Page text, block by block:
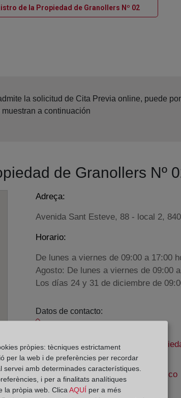
de la Propiedad de Granollers Nº 02Ventana
la solicitud de Cita Previa online, puede
a continuación
de Granollers Nº
Adreça:
Avenida Sant Esteve, 88 - local 2,
Horario:
De lunes a viernes de 09:00 a 17:00
Agosto: De lunes a viernes de 09:00
Los días 24 y 31 de diciembre de
Datos de contacto:
Datos del Registrador:
M.ª de Los Ángeles Ruiz Blasco
Delegado de Protección de Datos:
pròpies: tècniques estrictament
per la web i de preferències per recordar
amb determinades característiques.
i per a finalitats analítiques
la pròpia web. Clica AQUÍ per a més